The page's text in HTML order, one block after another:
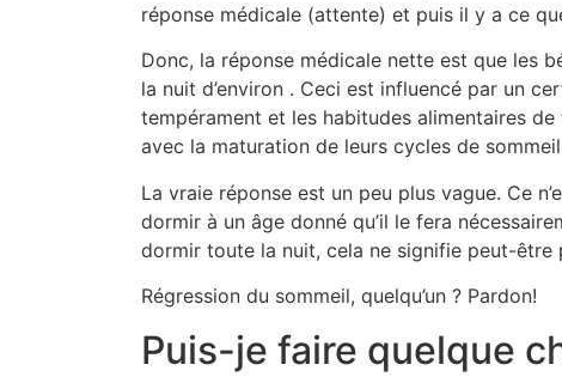
réponse médicale (attente) et puis il y a ce
Donc, la réponse médicale nette est que les
la nuit d’environ . Ceci est influencé par un
tempérament et les habitudes alimentaires
avec la maturation de leurs cycles de
La vraie réponse est un peu plus vague. Ce
dormir à un âge donné qu’il le fera
dormir toute la nuit, cela ne signifie peut-être
Régression du sommeil, quelqu’un ? Pardon!
Puis-je faire quelque